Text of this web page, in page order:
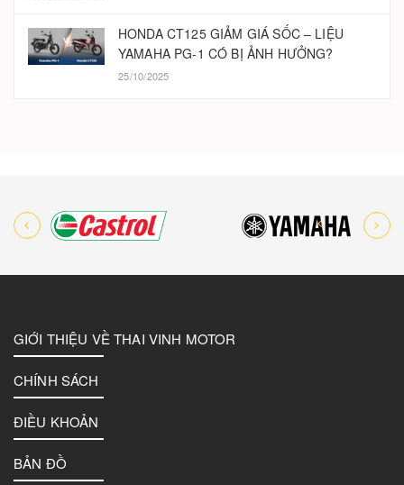
HONDA CT125 GIẢM GIÁ SỐC – LIỆU
YAMAHA PG-1 CÓ BỊ ẢNH HƯỞNG?
25/10/2025
GIỚI THIỆU VỀ THAI VINH MOTOR
CHÍNH SÁCH
ĐIỀU KHOẢN
BẢN ĐỒ